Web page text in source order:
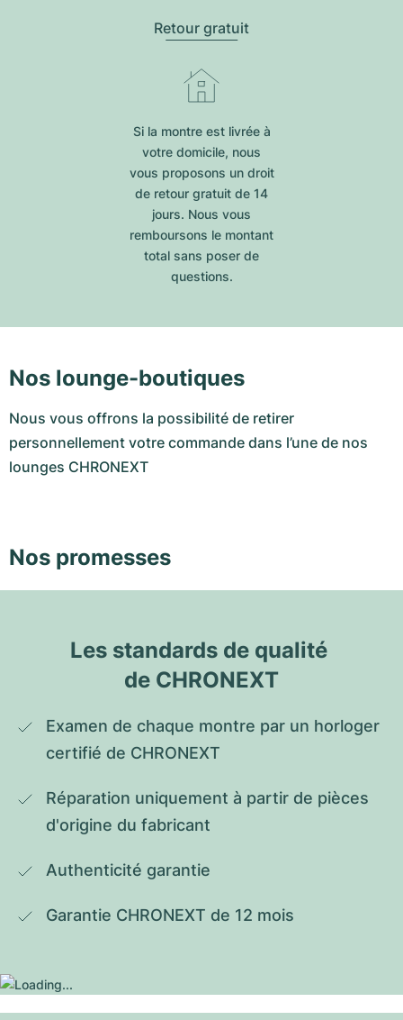
Retour gratuit
Si la montre est livrée à
votre domicile, nous
vous proposons un droit
de retour gratuit de 14
jours. Nous vous
remboursons le montant
total sans poser de
questions.
Nos lounge-boutiques
Nous vous offrons la possibilité de retirer
personnellement votre commande dans l’une de nos
lounges CHRONEXT
Nos promesses
Les standards de qualité
de CHRONEXT
Examen de chaque montre par un horloger
certifié de CHRONEXT
Réparation uniquement à partir de pièces
d'origine du fabricant
Authenticité garantie
Garantie CHRONEXT de 12 mois